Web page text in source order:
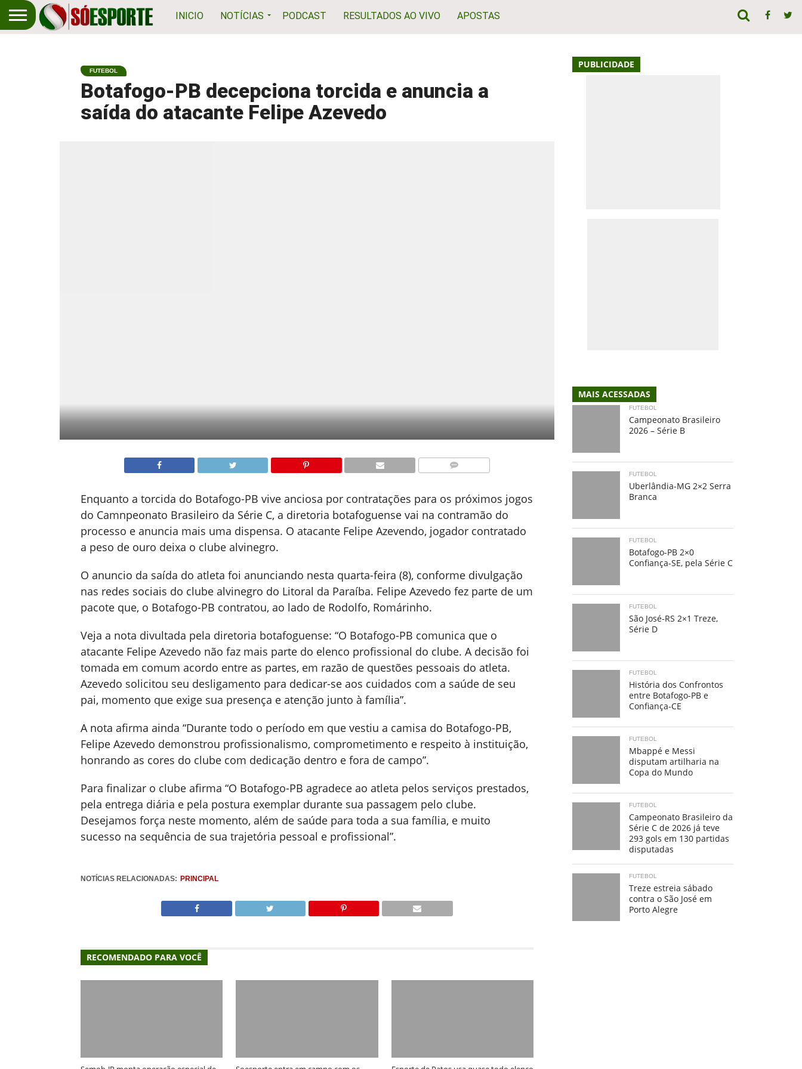
INICIO NOTÍCIAS PODCAST RESULTADOS AO VIVO APOSTAS
FUTEBOL
Botafogo-PB decepciona torcida e anuncia a
saída do atacante Felipe Azevedo
Enquanto a torcida do Botafogo-PB vive anciosa por contratações para os próximos jogos
do Camnpeonato Brasileiro da Série C, a diretoria botafoguense vai na contramão do
processo e anuncia mais uma dispensa. O atacante Felipe Azevendo, jogador contratado
a peso de ouro deixa o clube alvinegro.
O anuncio da saída do atleta foi anunciando nesta quarta-feira (8), conforme divulgação
nas redes sociais do clube alvinegro do Litoral da Paraíba. Felipe Azevedo fez parte de um
pacote que, o Botafogo-PB contratou, ao lado de Rodolfo, Romárinho.
Veja a nota divultada pela diretoria botafoguense: “O Botafogo-PB comunica que o
atacante Felipe Azevedo não faz mais parte do elenco profissional do clube. A decisão foi
tomada em comum acordo entre as partes, em razão de questões pessoais do atleta.
Azevedo solicitou seu desligamento para dedicar-se aos cuidados com a saúde de seu
pai, momento que exige sua presença e atenção junto à família”.
A nota afirma ainda “Durante todo o período em que vestiu a camisa do Botafogo-PB,
Felipe Azevedo demonstrou profissionalismo, comprometimento e respeito à instituição,
honrando as cores do clube com dedicação dentro e fora de campo”.
Para finalizar o clube afirma “O Botafogo-PB agradece ao atleta pelos serviços prestados,
pela entrega diária e pela postura exemplar durante sua passagem pelo clube.
Desejamos força neste momento, além de saúde para toda a sua família, e muito
sucesso na sequência de sua trajetória pessoal e profissional”.
NOTÍCIAS RELACIONADAS: PRINCIPAL
RECOMENDADO PARA VOCÊ
PUBLICIDADE
MAIS ACESSADAS
FUTEBOL
Campeonato Brasileiro
2026 – Série B
FUTEBOL
Uberlândia-MG 2×2 Serra
Branca
FUTEBOL
Botafogo-PB 2×0
Confiança-SE, pela Série C
FUTEBOL
São José-RS 2×1 Treze,
Série D
FUTEBOL
História dos Confrontos
entre Botafogo-PB e
Confiança-CE
FUTEBOL
Mbappé e Messi
disputam artilharia na
Copa do Mundo
FUTEBOL
Campeonato Brasileiro da
Série C de 2026 já teve
293 gols em 130 partidas
disputadas
FUTEBOL
Treze estreia sábado
contra o São José em
Porto Alegre